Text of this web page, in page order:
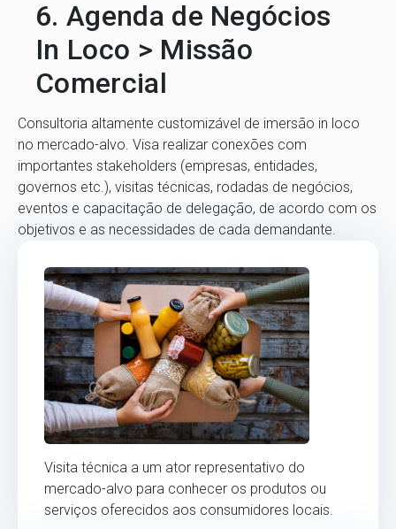
6. Agenda de Negócios
In Loco > Missão
Comercial
Consultoria altamente customizável de imersão in loco
no mercado-alvo. Visa realizar conexões com
importantes stakeholders (empresas, entidades,
governos etc.), visitas técnicas, rodadas de negócios,
eventos e capacitação de delegação, de acordo com os
objetivos e as necessidades de cada demandante.
Visita técnica a um ator representativo do
mercado-alvo para conhecer os produtos ou
serviços oferecidos aos consumidores locais.